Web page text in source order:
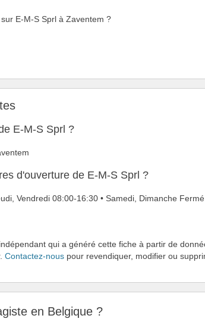
E-M-S Sprl à Zaventem ?
E-M-S Sprl ?
d'ouverture de E-M-S Sprl ?
Vendredi 08:00-16:30 • Samedi, Dimanche Fermé
qui a généré cette fiche à partir de
Contactez-nous pour revendiquer, modifier ou
en Belgique ?